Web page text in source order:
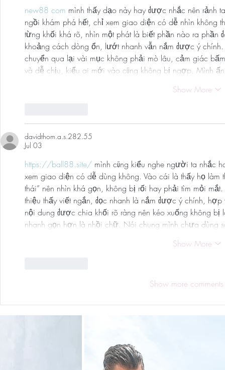
new88 com mình thấy dạo này hay được nhắc nên
ngồi khám phá hết, chỉ xem giao diện có dễ nhìn không
từng khối khá rõ, nhìn một phát là biết phần nào ra
khoảng cách dòng ổn, lướt nhanh vẫn nắm được ý
chuyển qua lại vài mục không phải mò lâu, cảm giác
và dễ chịu, kiểu ai mới vào cũng không bị ngợp. Mình
Show More
davidthom.a.s.282.55
Jul 03
https://ball88.site/ mình cũng kiểu nghe người ta nhắc
xem giao diện có dễ dùng không. Vào cái là thấy họ làm
thái” nên nhìn khá gọn, không bị rối hay phải tìm mỏi
thiệu thấy viết ngắn, đọc nhanh là nắm được ý chính,
nội dung được chia khối rõ ràng nên kéo xuống không
nhanh gọn hơn là nhồi chữ. Nói chung mình chưa dùng
Show More
Show more comments